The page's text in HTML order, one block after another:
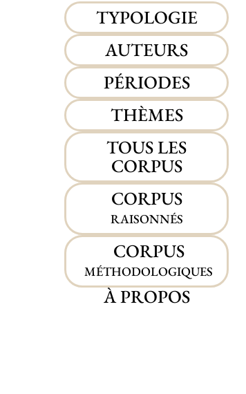
TYPOLOGIE
AUTEURS
PÉRIODES
THÈMES
TOUS LES
CORPUS
CORPUS
RAISONNÉS
CORPUS
MÉTHODOLOGIQUES
À PROPOS